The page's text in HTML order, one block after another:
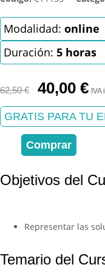
Modalidad: online
Duración: 5 horas
62,50€
El
precio
original
era:
62,50 €.
40,00 €El
es:
IVA
GRATIS PARA TU
Comprar
Objetivos del
Representar las
Temario del